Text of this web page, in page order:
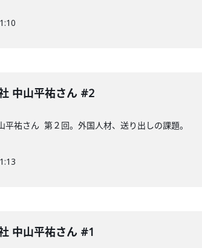
中山平祐さん #2
祐さん 第２回。外国人材、送り出しの課題。
中山平祐さん #1